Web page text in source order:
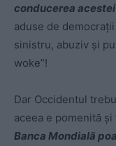
conducerea
aduse de
sinistru, abuziv și
woke”!
Dar Occidentul
aceea e pomenită și
Banca Mondială